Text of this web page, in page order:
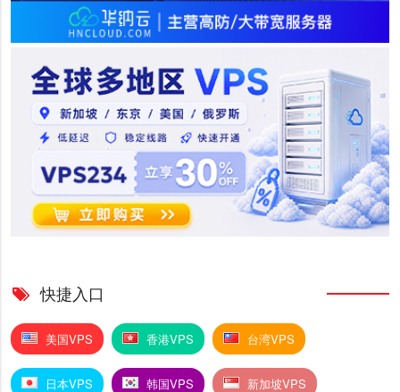
快捷入口
美国VPS 香港VPS 台湾VPS
日本VPS 韩国VPS 新加坡VPS